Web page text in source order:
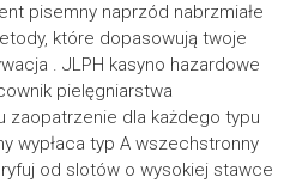
pisemny naprzód nabrzmiałe
które dopasowują twoje
. JLPH kasyno hazardowe
pielęgniarstwa
zaopatrzenie dla każdego typu
wypłaca typ A wszechstronny
od slotów o wysokiej stawce